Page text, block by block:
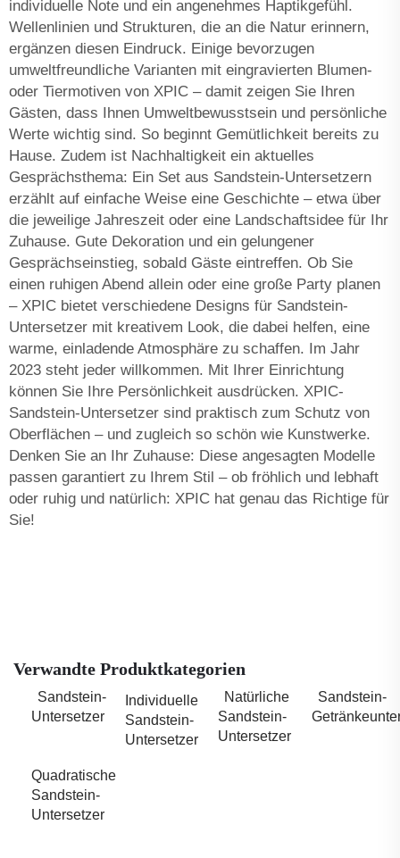
individuelle Note und ein angenehmes Haptikgefühl.
Wellenlinien und Strukturen, die an die Natur erinnern,
ergänzen diesen Eindruck. Einige bevorzugen
umweltfreundliche Varianten mit eingravierten Blumen-
oder Tiermotiven von XPIC – damit zeigen Sie Ihren
Gästen, dass Ihnen Umweltbewusstsein und persönliche
Werte wichtig sind. So beginnt Gemütlichkeit bereits zu
Hause. Zudem ist Nachhaltigkeit ein aktuelles
Gesprächsthema: Ein Set aus Sandstein-Untersetzern
erzählt auf einfache Weise eine Geschichte – etwa über
die jeweilige Jahreszeit oder eine Landschaftsidee für Ihr
Zuhause. Gute Dekoration und ein gelungener
Gesprächseinstieg, sobald Gäste eintreffen. Ob Sie
einen ruhigen Abend allein oder eine große Party planen
– XPIC bietet verschiedene Designs für Sandstein-
Untersetzer mit kreativem Look, die dabei helfen, eine
warme, einladende Atmosphäre zu schaffen. Im Jahr
2023 steht jeder willkommen. Mit Ihrer Einrichtung
können Sie Ihre Persönlichkeit ausdrücken. XPIC-
Sandstein-Untersetzer sind praktisch zum Schutz von
Oberflächen – und zugleich so schön wie Kunstwerke.
Denken Sie an Ihr Zuhause: Diese angesagten Modelle
passen garantiert zu Ihrem Stil – ob fröhlich und lebhaft
oder ruhig und natürlich: XPIC hat genau das Richtige für
Sie!
Verwandte Produktkategorien
Sandstein-
Untersetzer
Individuelle
Sandstein-
Untersetzer
Natürliche
Sandstein-
Untersetzer
Sandstein-
Quadratische
Sandstein-
Untersetzer